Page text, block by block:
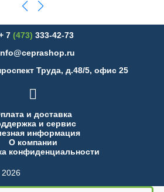
7 (473) 333-42-73
Труда, д.48/5, офис 25

и доставка
и сервис
информация
О компании
конфиденциальности